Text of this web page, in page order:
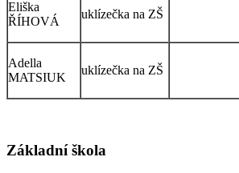
Eliška
ŘÍHOVÁ
uklízečka na ZŠ
Adella
MATSIUK
uklízečka na ZŠ
Základní škola